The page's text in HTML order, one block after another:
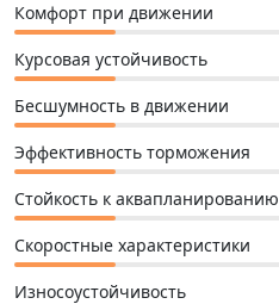
Комфорт при движении
Курсовая устойчивость
Бесшумность в движении
Эффективность торможения
Стойкость к аквапланированию
Скоростные характеристики
Износоустойчивость